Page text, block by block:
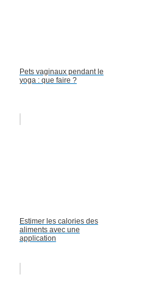
Pets vaginaux pendant le
yoga : que faire ?
Estimer les calories des
aliments avec une
application